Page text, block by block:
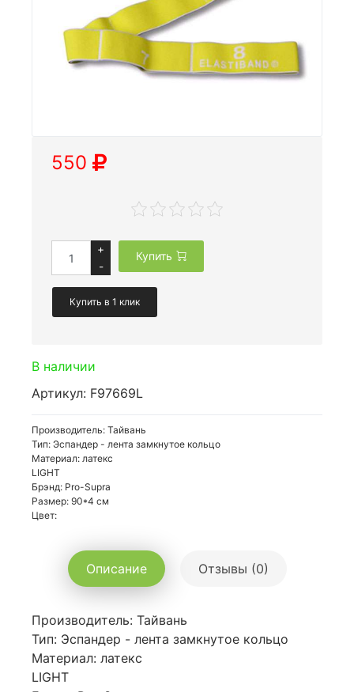
550
+
-
Купить
Купить в 1 клик
В наличии
Артикул: F97669L
Производитель: Тайвань
Тип: Эспандер - лента замкнутое кольцо
Материал: латекс
LIGHT
Брэнд: Pro-Supra
Размер: 90*4 см
Цвет:
Описание Отзывы (0)
Производитель: Тайвань
Тип: Эспандер - лента замкнутое кольцо
Материал: латекс
LIGHT